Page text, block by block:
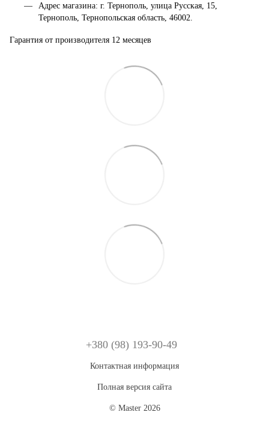
Адрес магазина: г. Тернополь, улица Русская, 15,
Тернополь, Тернопольская область, 46002.
Гарантия от производителя 12 месяцев
+380 (98) 193-90-49
Контактная информация
Полная версия сайта
© Master 2026